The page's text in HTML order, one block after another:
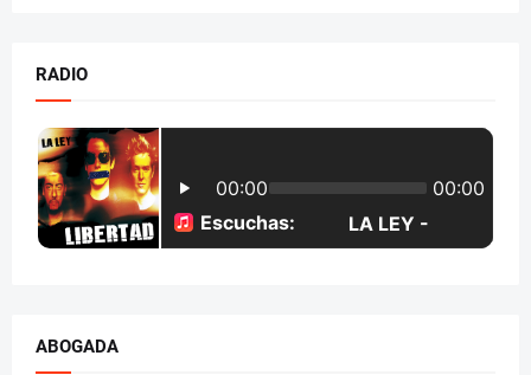
RADIO
ABOGADA